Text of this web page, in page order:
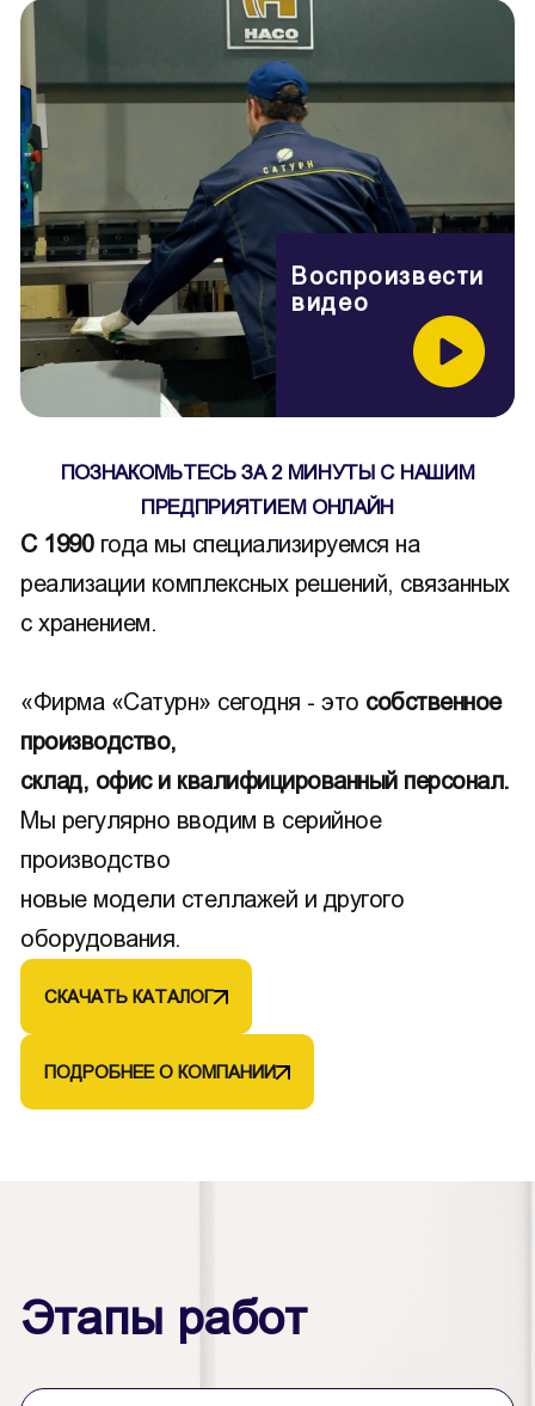
Воспроизвести
видео
ПОЗНАКОМЬТЕСЬ ЗА 2 МИНУТЫ С НАШИМ
ПРЕДПРИЯТИЕМ ОНЛАЙН
С 1990 года мы специализируемся на
реализации комплексных решений, связанных
с хранением.
«Фирма «Сатурн» сегодня - это собственное
производство,
склад, офис и квалифицированный персонал.
Мы регулярно вводим в серийное
производство
новые модели стеллажей и другого
оборудования.
СКАЧАТЬ КАТАЛОГ
ПОДРОБНЕЕ О КОМПАНИИ
Этапы работ